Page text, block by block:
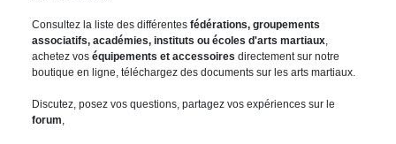
Consultez la liste des différentes fédérations, groupements
associatifs, académies, instituts ou écoles d'arts martiaux,
achetez vos équipements et accessoires directement sur notre
boutique en ligne, téléchargez des documents sur les arts martiaux.
Discutez, posez vos questions, partagez vos expériences sur le
forum,